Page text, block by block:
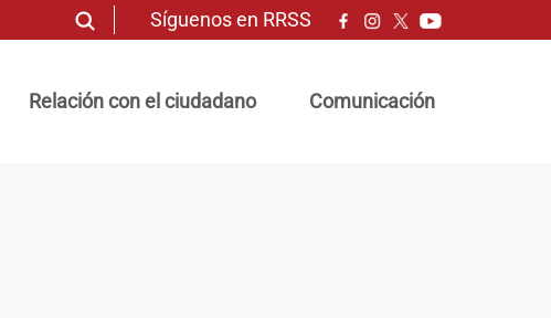
Síguenos en RRSS
Relación con el ciudadano Comunicación